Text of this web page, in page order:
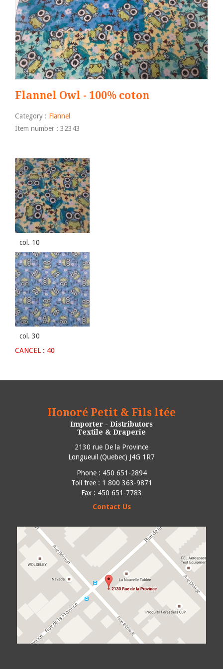
Flannel Owl - 100% coton
Category : Flannel
Item number : 32343
col. 10
col. 30
CANCEL : 40
Honoré Petit & Fils ltée
Importer - Distributors
Textile & Draperie
2130 rue De la Province
Longueuil (Quebec) J4G 1R7
Phone : 450 651-2894
Toll free : 1 800 363-9871
Fax : 450 651-7783
Contact Us